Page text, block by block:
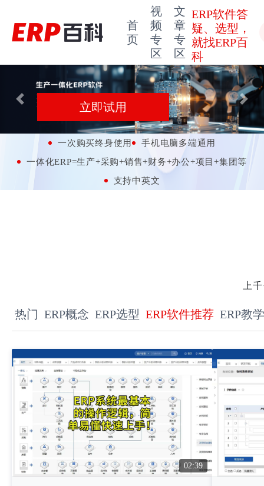
首
页
视
频
专
区
文
章
专
区
ERP软件答
疑、选型，
就找ERP百
科
立即试用
Previous Next
一次购买终身使用
手机电脑多端通用
一体化ERP=生产+采购+销售+财务+办公+项目+集团等
支持中英文
上
热门 ERP概念 ERP选型 ERP软件推荐 ERP教学
02:39